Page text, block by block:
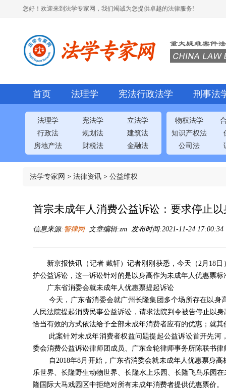
您好！欢迎来到法学专家网，我们竭诚为您提供卓越的法律服务!
首页 法理学 宪法行政法学 刑事法
法理学 宪法学
立法学
行政法
规划法
建筑法
房地产法
财税法 金融法
物权法学
知识产权法
公司法
法学专家网 > 法律资讯 > 公益维权
首宗未成年人消费公益诉讼：要求停止
信息来源: 智律网文章编辑:zm 发布时间:2021-11-24
新京报快讯（记者 戴轩）记者刚刚获悉，今天（2月18
护公益诉讼，这一诉讼针对的是以身高作为未成年人优惠票标
广东省消委会就未成年人优惠票提起诉讼
今天，广东省消委会就广州长隆集团多个场所存在以
人民法院提起消费民事公益诉讼，请求法院判令被告停止以
恰当有效的方式依法给予全部未成年消费者应有的优惠；就
此案针对未成年消费者权益问题提起公益诉讼首开先
委会消费公益诉讼律师 团成员、广东金轮律师事务所陈联书
自2018年8月开始，广东省消委会就未成年人优惠票身
乐世界、长隆野生动物世界、长隆水上乐园、长隆飞鸟乐园
隆国际大马戏园区中拒绝对所有未成年消费者提供优惠票价。